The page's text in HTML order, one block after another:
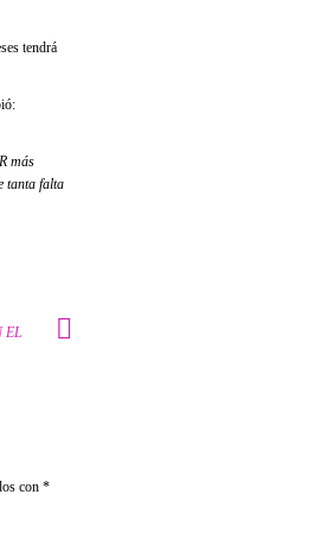
tendrá
más
tanta falta
EL
con *